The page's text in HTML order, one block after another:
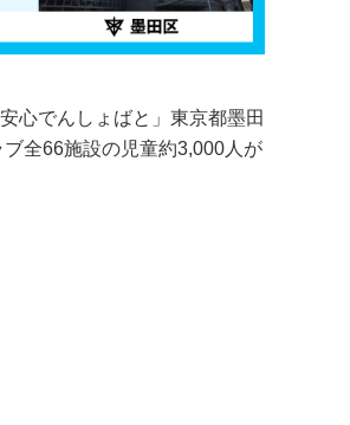
心でんしょばと」東京都墨田
全66施設の児童約3,000人が